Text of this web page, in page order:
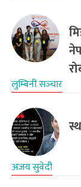
लुम्बिनी सञ्‍चार
अजय सुवेदी